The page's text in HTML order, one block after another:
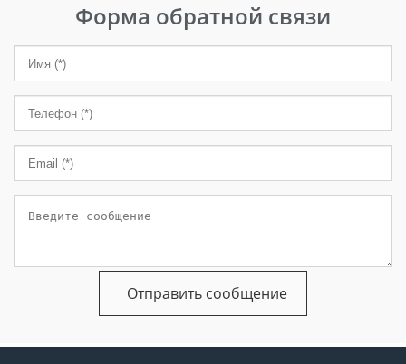
Форма обратной связи